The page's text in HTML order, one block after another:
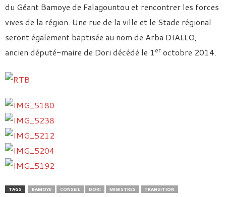
du Géant Bamoye de Falagountou et rencontrer les forces
vives de la région. Une rue de la ville et le Stade régional
seront également baptisée au nom de Arba DIALLO,
ancien député-maire de Dori décédé le 1er octobre 2014.
TAGS BAMOYE CONSEIL DORI MINISTRES TRANSITION